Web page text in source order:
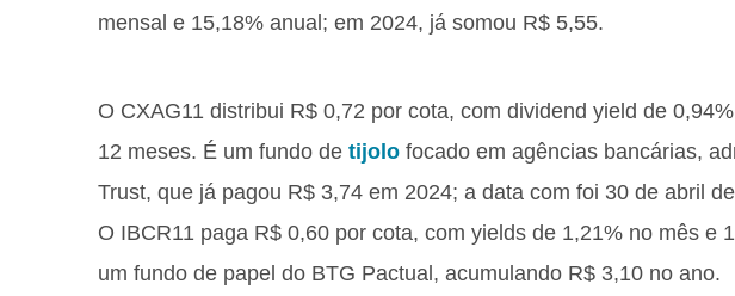
mensal e 15,18% anual; em 2024, já somou R$ 5,55.
O CXAG11 distribui R$ 0,72 por cota, com dividend yield de
12 meses. É um fundo de tijolo focado em agências bancárias,
Trust, que já pagou R$ 3,74 em 2024; a data com foi 30 de abril
O IBCR11 paga R$ 0,60 por cota, com yields de 1,21% no mês e
um fundo de papel do BTG Pactual, acumulando R$ 3,10 no ano.